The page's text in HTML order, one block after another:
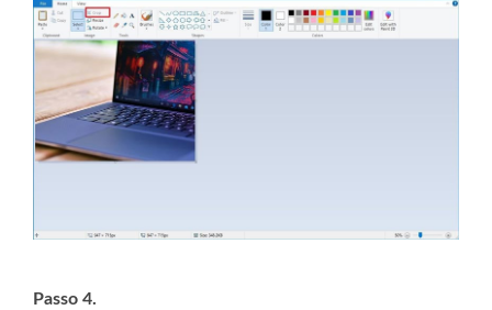
Passo 4.